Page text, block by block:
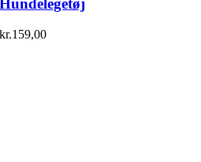
Hundelegetøj
kr.159,00